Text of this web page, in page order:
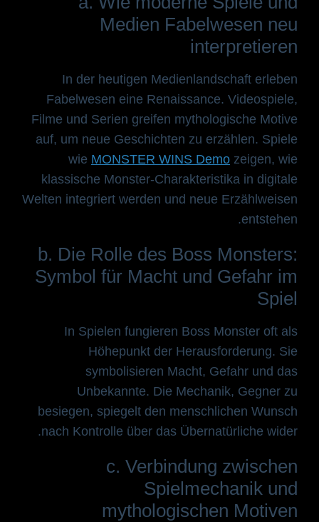
Medien Fabelwesen neu
interpretieren
In der heutigen Medienlandschaft erleben
Fabelwesen eine Renaissance. Videospiele,
Filme und Serien greifen mythologische Motive
auf, um neue Geschichten zu erzählen. Spiele
wie MONSTER WINS Demo zeigen, wie
klassische Monster-Charakteristika in digitale
Welten integriert werden und neue Erzählweisen
entstehen.
b. Die Rolle des Boss Monsters:
Symbol für Macht und Gefahr im
Spiel
In Spielen fungieren Boss Monster oft als
Höhepunkt der Herausforderung. Sie
symbolisieren Macht, Gefahr und das
Unbekannte. Die Mechanik, Gegner zu
besiegen, spiegelt den menschlichen Wunsch
nach Kontrolle über das Übernatürliche wider.
c. Verbindung zwischen
Spielmechanik und
mythologischen Motiven